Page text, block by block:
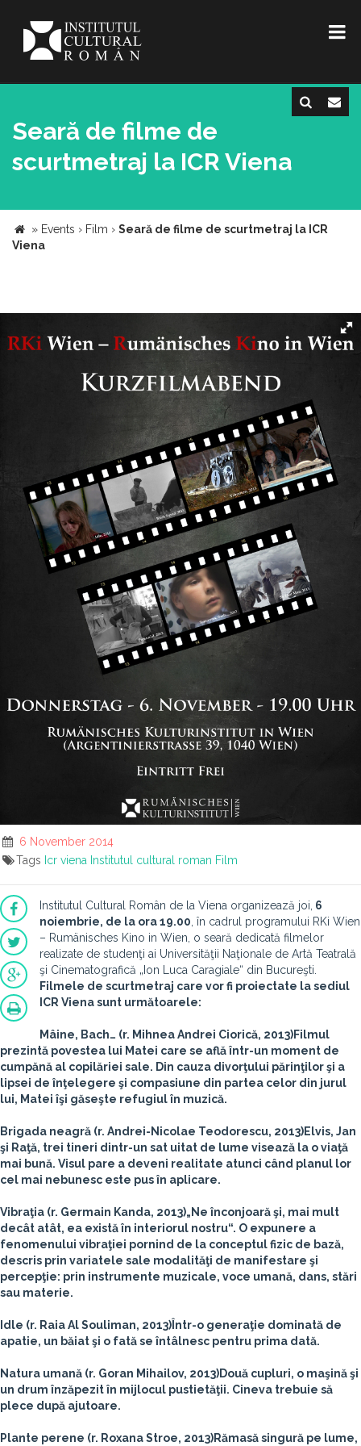
Seară de filme de
scurtmetraj la ICR Viena
» Events › Film › Seară de filme de scurtmetraj la ICR
Viena
6 November 2014
Tags Icr viena Institutul cultural roman Film
Institutul Cultural Român de la Viena organizează joi, 6
noiembrie, de la ora 19.00 , în cadrul programului RKi Wien
– Rumänisches Kino in Wien, o seară dedicată filmelor
realizate de studenţi ai Universităţii Naţionale de Artă Teatrală
şi Cinematografică „Ion Luca Caragiale“ din Bucureşti.
Filmele de scurtmetraj care vor fi proiectate la sediul
ICR Viena sunt următoarele:
Mâine, Bach… (r. Mihnea Andrei Ciorică, 2013)Filmul
prezintă povestea lui Matei care se află într-un moment de
cumpănă al copilăriei sale. Din cauza divorţului părinţilor şi a
lipsei de înţelegere şi compasiune din partea celor din jurul
lui, Matei îşi găseşte refugiul în muzică.
Brigada neagră (r. Andrei-Nicolae Teodorescu, 2013)Elvis, Jan
şi Raţă, trei tineri dintr-un sat uitat de lume visează la o viaţă
mai bună. Visul pare a deveni realitate atunci când planul lor
cel mai nebunesc este pus în aplicare.
Vibraţia (r. Germain Kanda, 2013)„Ne înconjoară şi, mai mult
decât atât, ea există în interiorul nostru“. O expunere a
fenomenului vibraţiei pornind de la conceptul fizic de bază,
descris prin variatele sale modalităţi de manifestare şi
percepţie: prin instrumente muzicale, voce umană, dans, stări
sau materie.
Idle (r. Raia Al Souliman, 2013) Într-o generaţie dominată de
apatie, un băiat şi o fată se întâlnesc pentru prima dată.
Natura umană (r. Goran Mihailov, 2013)Două cupluri, o maşină şi
un drum înzăpezit în mijlocul pustietăţii. Cineva trebuie să
plece după ajutoare.
Plante perene (r. Roxana Stroe, 2013)Rămasă singură pe lume,